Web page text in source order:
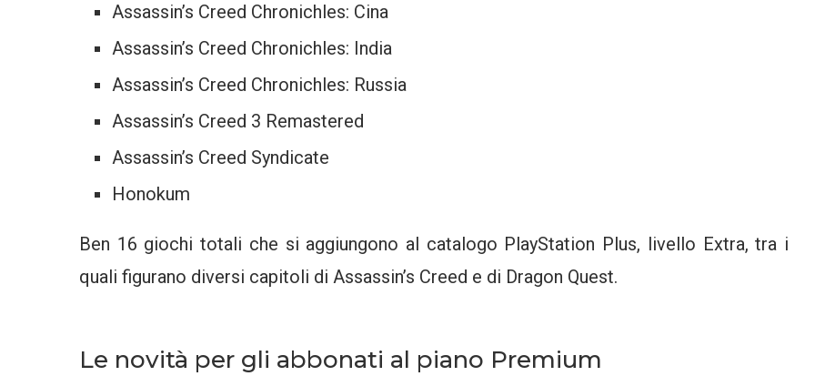
Assassin’s Creed Chronichles: Cina
Assassin’s Creed Chronichles: India
Assassin’s Creed Chronichles: Russia
Assassin’s Creed 3 Remastered
Assassin’s Creed Syndicate
Honokum
Ben 16 giochi totali che si aggiungono al catalogo PlayStation Plus, livello Extra, tra i
quali figurano diversi capitoli di Assassin’s Creed e di Dragon Quest.
Le novità per gli abbonati al piano Premium